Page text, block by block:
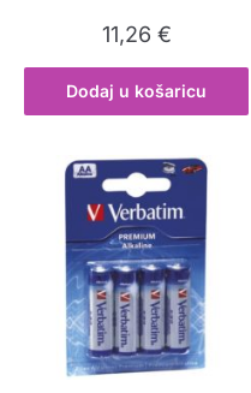
11,26 €
Dodaj u košaricu